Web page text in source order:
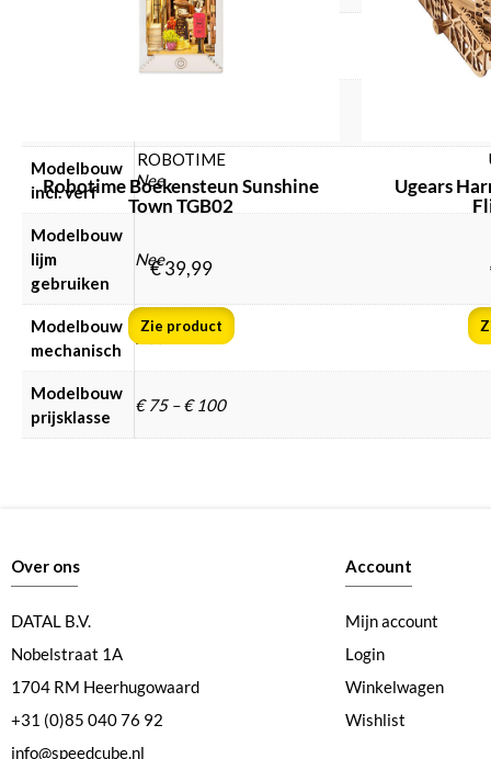
Kinderen, Volwassenen
Modelbouw
incl. verf
Nee
Modelbouw
lijm
gebruiken
Nee
Modelbouw
mechanisch
Nee
Modelbouw
prijsklasse
€ 75 – € 100
ROBOTIME
Robotime Boekensteun Sunshine
Town TGB02
€39,99
Zie product
Ugears
Over ons
DATAL B.V.
Nobelstraat 1A
1704 RM Heerhugowaard
+31 (0)85 040 76 92
info@speedcube.nl
Account
Mijn account
Login
Winkelwagen
Wishlist